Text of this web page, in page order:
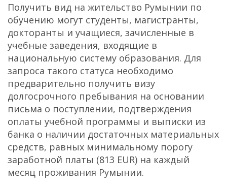
Получить вид на жительство Румынии по
обучению могут студенты, магистранты,
докторанты и учащиеся, зачисленные в
учебные заведения, входящие в
национальную систему образования. Для
запроса такого статуса необходимо
предварительно получить визу
долгосрочного пребывания на основании
письма о поступлении, подтверждения
оплаты учебной программы и выписки из
банка о наличии достаточных материальных
средств, равных минимальному порогу
заработной платы (813 EUR) на каждый
месяц проживания Румынии.